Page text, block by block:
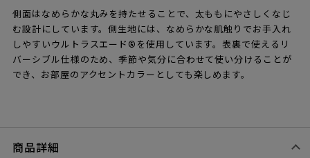
側面はなめらかな丸みを持たせることで、太ももにやさしくなじ
む設計にしています。側生地には、なめらかな肌触りでお手入れ
しやすいウルトラスエード®を使用しています。表裏で使えるリ
バーシブル仕様のため、季節や気分に合わせて使い分けることが
でき、お部屋のアクセントカラーとしても楽しめます。
商品詳細